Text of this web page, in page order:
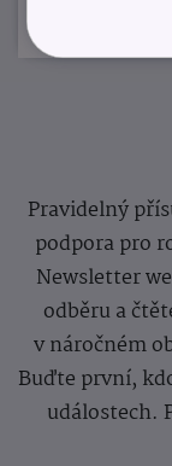
Pravidelný
podpora pro
Newsletter
odběru a
v náročném
Buďte první,
událostech.